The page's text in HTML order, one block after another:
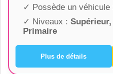
✓ Possède un véhicule
✓ Niveaux :
Primaire
Plus de détails